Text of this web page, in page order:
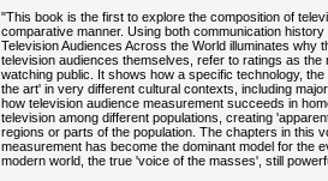
"This book is the first to explore the composition of
comparative manner. Using both communication
Television Audiences Across the World illuminates why
television audiences themselves, refer to ratings as
watching public. It shows how a specific technology,
the art' in very different cultural contexts, including
how television audience measurement succeeds in
television among different populations, creating
regions or parts of the population. The chapters in this
measurement has become the dominant model for the
modern world, the true 'voice of the masses', still